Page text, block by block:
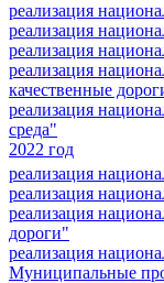
реализация
реализация
реализация
реализация
качественные
реализация
среда"
2022 год
реализация
реализация
реализация
дороги"
реализация
Муниципальные